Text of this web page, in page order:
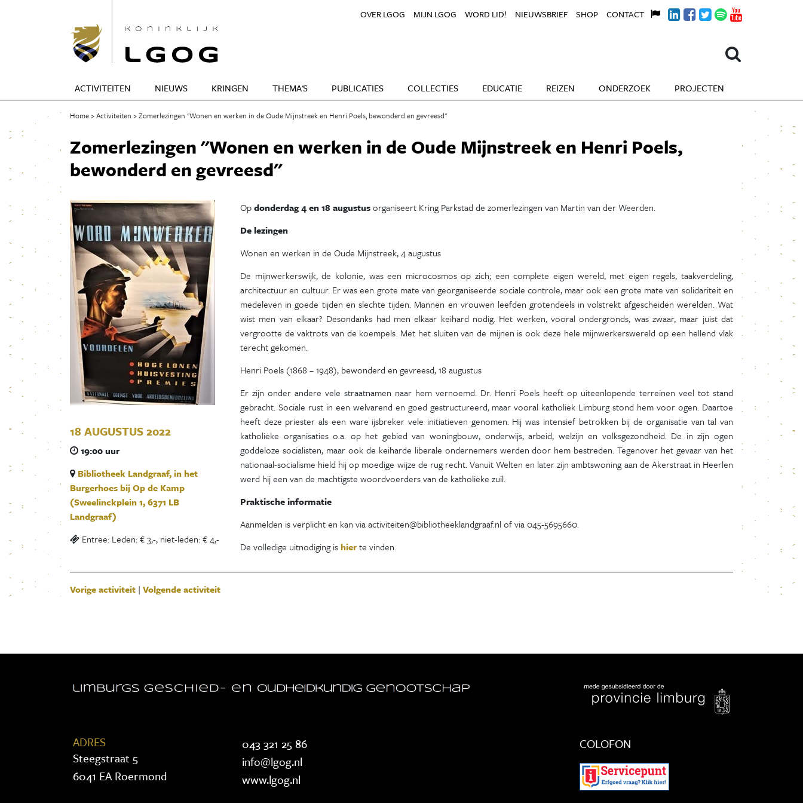
ACTIVITEITEN NIEUWS KRINGEN THEMA'S PUBLICATIES COLLECTIES EDUCATIE REIZEN ONDERZOEK PROJECTEN
OVER LGOG MIJN LGOG WORD LID! NIEUWSBRIEF SHOP CONTACT
Home Activiteiten Zomerlezingen ''Wonen en werken in de Oude Mijnstreek en Henri Poels, bewonderd en gevreesd''
Zomerlezingen ''Wonen en werken in de Oude Mijnstreek en Henri Poels,
bewonderd en gevreesd''
18 AUGUSTUS 2022
19:00 uur
Bibliotheek Landgraaf, in het
Burgerhoes bij Op de Kamp
(Sweelinckplein 1, 6371 LB
Landgraaf)
Entree: Leden: € 3,-, niet-leden: € 4,-
Opdonderdag 4 en 18 augustusorganiseert Kring Parkstad de zomerlezingen van Martin van der Weerden.
De lezingen
Wonen en werken in de Oude Mijnstreek, 4 augustus
De mijnwerkerswijk, de kolonie, was een microcosmos op zich; een complete eigen wereld, met eigen regels, taakverdeling,
architectuur en cultuur. Er was een grote mate van georganiseerde sociale controle, maar ook een grote mate van solidariteit en
medeleven in goede tijden en slechte tijden. Mannen en vrouwen leefden grotendeels in volstrekt afgescheiden werelden. Wat
wist men van elkaar? Desondanks had men elkaar keihard nodig. Het werken, vooral ondergronds, was zwaar, maar juist dat
vergrootte de vaktrots van de koempels. Met het sluiten van de mijnen is ook deze hele mijnwerkerswereld op een hellend vlak
terecht gekomen.
Henri Poels (1868 – 1948), bewonderd en gevreesd, 18 augustus
Er zijn onder andere vele straatnamen naar hem vernoemd. Dr. Henri Poels heeft op uiteenlopende terreinen veel tot stand
gebracht. Sociale rust in een welvarend en goed gestructureerd, maar vooral katholiek Limburg stond hem voor ogen. Daartoe
heeft deze priester als een ware ijsbreker vele initiatieven genomen. Hij was intensief betrokken bij de organisatie van tal van
katholieke organisaties o.a. op het gebied van woningbouw, onderwijs, arbeid, welzijn en volksgezondheid. De in zijn ogen
goddeloze socialisten, maar ook de keiharde liberale ondernemers werden door hem bestreden. Tegenover het gevaar van het
nationaal-socialisme hield hij op moedige wijze de rug recht. Vanuit Welten en later zijn ambtswoning aan de Akerstraat in Heerlen
werd hij een van de machtigste woordvoerders van de katholieke zuil.
Praktische informatie
Aanmelden is verplicht en kan via activiteiten@bibliotheeklandgraaf.nl of via 045-5695660.
De volledige uitnodiging ishierte vinden.
Vorige activiteit | Volgende activiteit
ADRES
Steegstraat 5
6041 EA Roermond
043 321 25 86
info@lgog.nl
www.lgog.nl
COLOFON